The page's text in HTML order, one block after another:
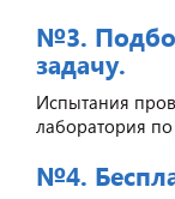
№3.
задачу.
Испытания
лаборатория
№4.